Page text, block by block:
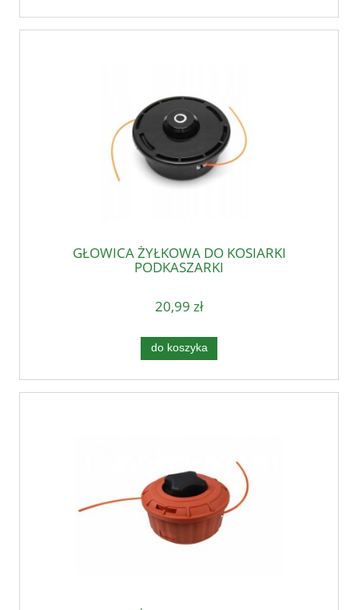
GŁOWICA ŻYŁKOWA DO KOSIARKI
PODKASZARKI
20,99 zł
do koszyka